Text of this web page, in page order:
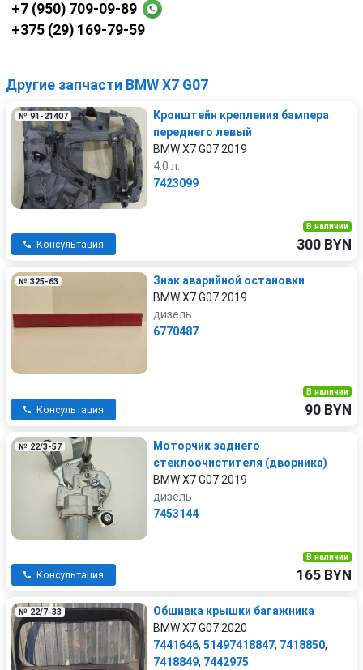
+7 (950) 709-09-89
+375 (29) 169-79-59
Другие запчасти BMW X7 G07
№ 91-21407
Кронштейн крепления бампера
переднего левый
BMW X7 G07 2019
4.0 л.
7423099
Консультация
В наличии
300 BYN
№ 325-63
Знак аварийной остановки
BMW X7 G07 2019
дизель
6770487
Консультация
В наличии
90 BYN
№ 22/3-57
Моторчик заднего
стеклоочистителя (дворника)
BMW X7 G07 2019
дизель
7453144
Консультация
В наличии
165 BYN
№ 22/7-33
Обшивка крышки багажника
BMW X7 G07 2020
7441646, 51497418847, 7418850,
7418849, 7442975